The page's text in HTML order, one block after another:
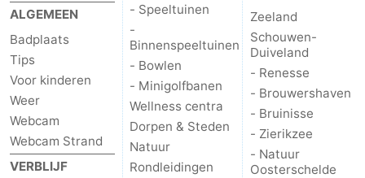
ALGEMEEN
Badplaats
Tips
Voor kinderen
Weer
Webcam
Webcam Strand
VERBLIJF
- Speeltuinen
-
Binnenspeeltuinen
- Bowlen
- Minigolfbanen
Wellness centra
Dorpen & Steden
Natuur
Rondleidingen
Zeeland
Schouwen-
Duiveland
- Renesse
- Brouwershaven
- Bruinisse
- Zierikzee
- Natuur
Oosterschelde